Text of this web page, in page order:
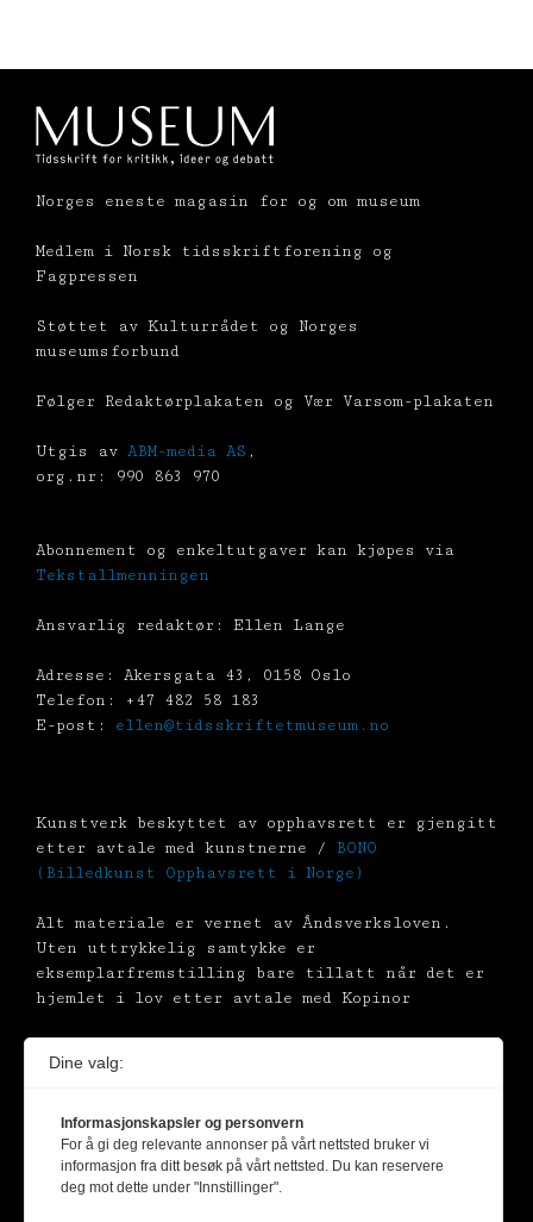
Norges eneste magasin for og om museum
Medlem i Norsk tidsskriftforening og
Fagpressen
Støttet av Kulturrådet og Norges
museumsforbund
Følger Redaktørplakaten og Vær Varsom-plakaten
Utgis av ABM-media AS ,
org.nr: 990 863 970
Abonnement og enkeltutgaver kan kjøpes via
Tekstallmenningen
Ansvarlig redaktør: Ellen Lange
Adresse: Akersgata 43, 0158 Oslo
Telefon: +47 482 58 183
E-post: ellen@tidsskriftetmuseum.no
Kunstverk beskyttet av opphavsrett er gjengitt
etter avtale med kunstnerne / BONO
(Billedkunst Opphavsrett i Norge)
Alt materiale er vernet av Åndsverksloven.
Uten uttrykkelig samtykke er
eksemplarfremstilling bare tillatt når det er
hjemlet i lov etter avtale med Kopinor
Dine valg:
Informasjonskapsler og personvern
For å gi deg relevante annonser på vårt nettsted bruker vi
informasjon fra ditt besøk på vårt nettsted. Du kan reservere
deg mot dette under "Innstillinger".